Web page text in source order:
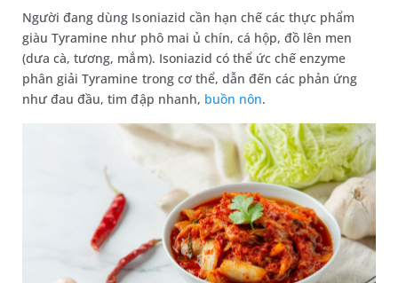
Người đang dùng Isoniazid cần hạn chế các thực phẩm
giàu Tyramine như phô mai ủ chín, cá hộp, đồ lên men
(dưa cà, tương, mắm). Isoniazid có thể ức chế enzyme
phân giải Tyramine trong cơ thể, dẫn đến các phản ứng
như đau đầu, tim đập nhanh, buồn nôn.